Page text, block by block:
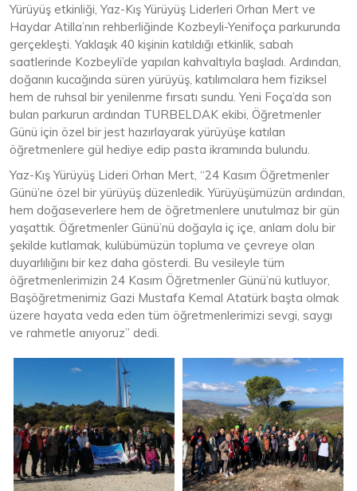
Yürüyüş etkinliği, Yaz-Kış Yürüyüş Liderleri Orhan Mert ve
Haydar Atilla’nın rehberliğinde Kozbeyli-Yenifoça parkurunda
gerçekleşti. Yaklaşık 40 kişinin katıldığı etkinlik, sabah
saatlerinde Kozbeyli’de yapılan kahvaltıyla başladı. Ardından,
doğanın kucağında süren yürüyüş, katılımcılara hem fiziksel
hem de ruhsal bir yenilenme fırsatı sundu. Yeni Foça’da son
bulan parkurun ardından TURBELDAK ekibi, Öğretmenler
Günü için özel bir jest hazırlayarak yürüyüşe katılan
öğretmenlere gül hediye edip pasta ikramında bulundu.
Yaz-Kış Yürüyüş Lideri Orhan Mert, “24 Kasım Öğretmenler
Günü’ne özel bir yürüyüş düzenledik. Yürüyüşümüzün ardından,
hem doğaseverlere hem de öğretmenlere unutulmaz bir gün
yaşattık. Öğretmenler Günü’nü doğayla iç içe, anlam dolu bir
şekilde kutlamak, kulübümüzün topluma ve çevreye olan
duyarlılığını bir kez daha gösterdi. Bu vesileyle tüm
öğretmenlerimizin 24 Kasım Öğretmenler Günü’nü kutluyor,
Başöğretmenimiz Gazi Mustafa Kemal Atatürk başta olmak
üzere hayata veda eden tüm öğretmenlerimizi sevgi, saygı
ve rahmetle anıyoruz” dedi.